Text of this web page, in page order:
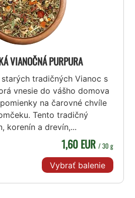
VIANOČNÁ PURPURA
tradičných Vianoc s
vnesie do vášho domova
na čarovné chvíle
Tento tradičný
korenín a drevín,...
1,60 EUR / 30 g
Vybrať balenie